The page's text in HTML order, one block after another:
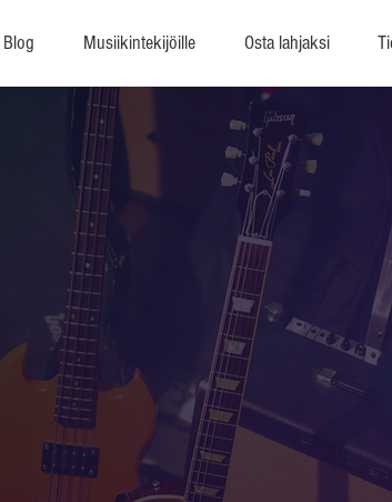
Blog Musiikintekijöille Osta lahjaksi